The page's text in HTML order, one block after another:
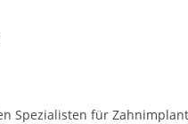
Spezialisten für